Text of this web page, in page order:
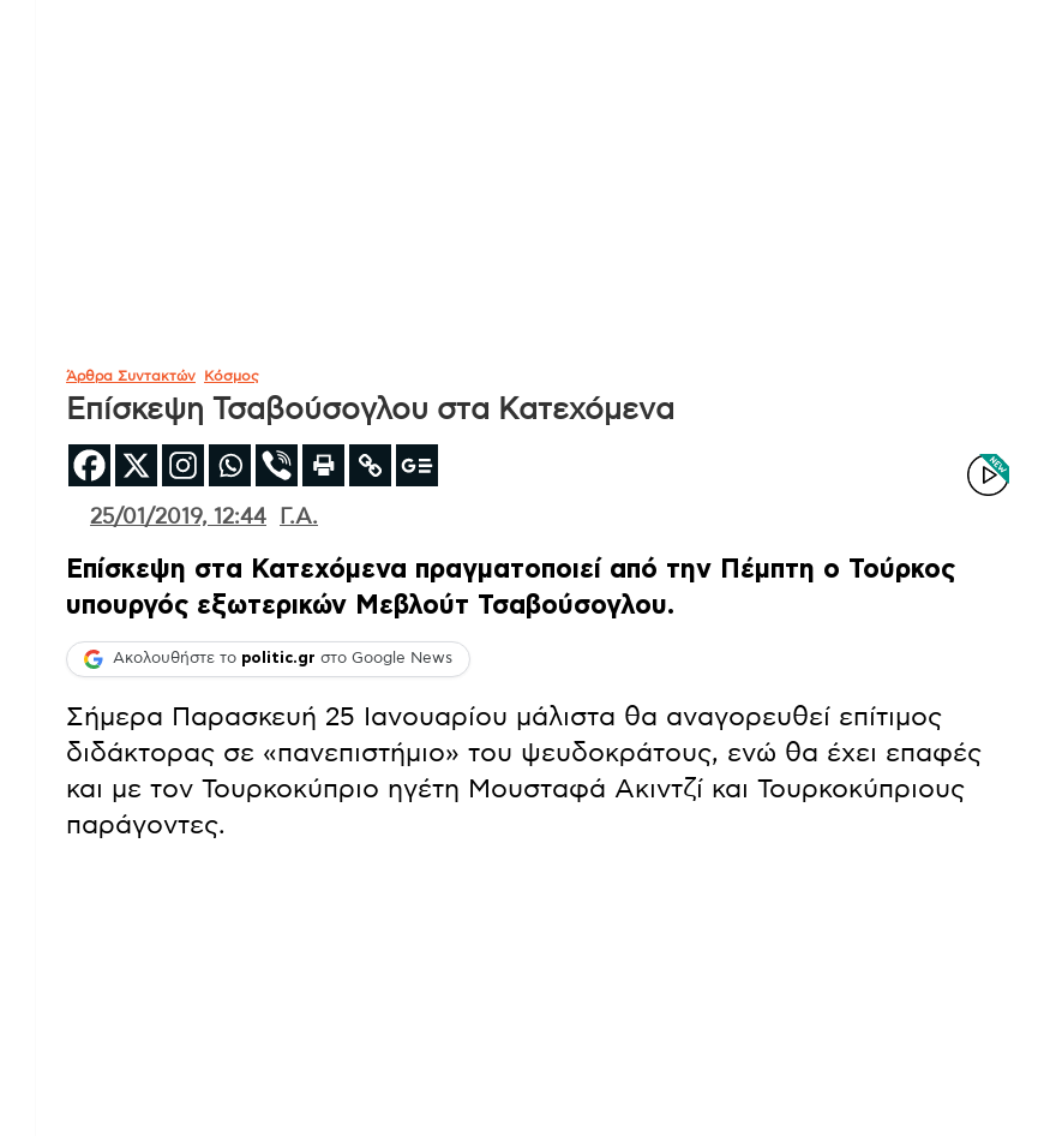
Άρθρα Συντακτών Κόσμος
Επίσκεψη Τσαβούσογλου στα Κατεχόμενα
25/01/2019, 12:44 Γ.Α.
Επίσκεψη στα Κατεχόμενα πραγματοποιεί από την Πέμπτη ο Τούρκος
υπουργός εξωτερικών Μεβλούτ Τσαβούσογλου.
Ακολουθήστε το politic.gr στο Google News
Σήμερα Παρασκευή 25 Ιανουαρίου μάλιστα θα αναγορευθεί επίτιμος
διδάκτορας σε «πανεπιστήμιο» του ψευδοκράτους, ενώ θα έχει επαφές
και με τον Τουρκοκύπριο ηγέτη Μουσταφά Ακιντζί και Τουρκοκύπριους
παράγοντες.